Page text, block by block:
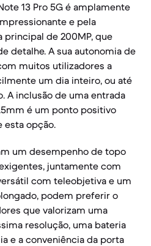
13 Pro 5G é amplamente
e pela
principal de 200MP, que
detalhe. A sua autonomia de
muitos utilizadores a
um dia inteiro, ou até
A inclusão de uma entrada
é um ponto positivo
esta opção.
um desempenho de topo
juntamente com
com teleobjetiva e um
podem preferir o
que valorizam uma
resolução, uma bateria
e a conveniência da porta